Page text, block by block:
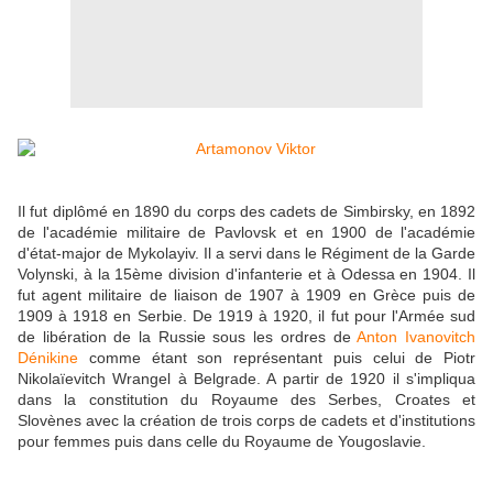
Il fut diplômé en 1890 du corps des cadets de Simbirsky, en 1892
de l'académie militaire de Pavlovsk et en 1900 de l'académie
d'état-major de Mykolayiv. Il a servi dans le Régiment de la Garde
Volynski, à la 15ème division d'infanterie et à Odessa en 1904. Il
fut agent militaire de liaison de 1907 à 1909 en Grèce puis de
1909 à 1918 en Serbie. De 1919 à 1920, il fut pour l'Armée sud
de libération de la Russie sous les ordres deAnton Ivanovitch
Dénikine comme étant son représentant puis celui de Piotr
Nikolaïevitch Wrangel à Belgrade. A partir de 1920 il s'impliqua
dans la constitution du Royaume des Serbes, Croates et
Slovènes avec la création de trois corps de cadets et d'institutions
pour femmes puis dans celle du Royaume de Yougoslavie.